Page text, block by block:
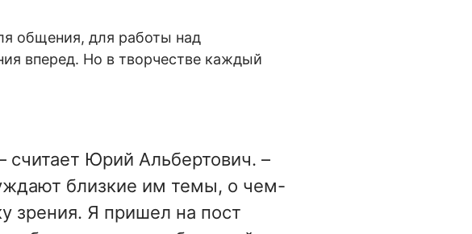
общения, для работы над
вперед. Но в творчестве каждый
считает Юрий Альбертович. –
близкие им темы, о чем-
зрения. Я пришел на пост